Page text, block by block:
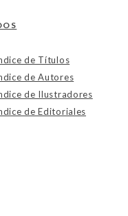
de Títulos
de Autores
de Ilustradores
de Editoriales